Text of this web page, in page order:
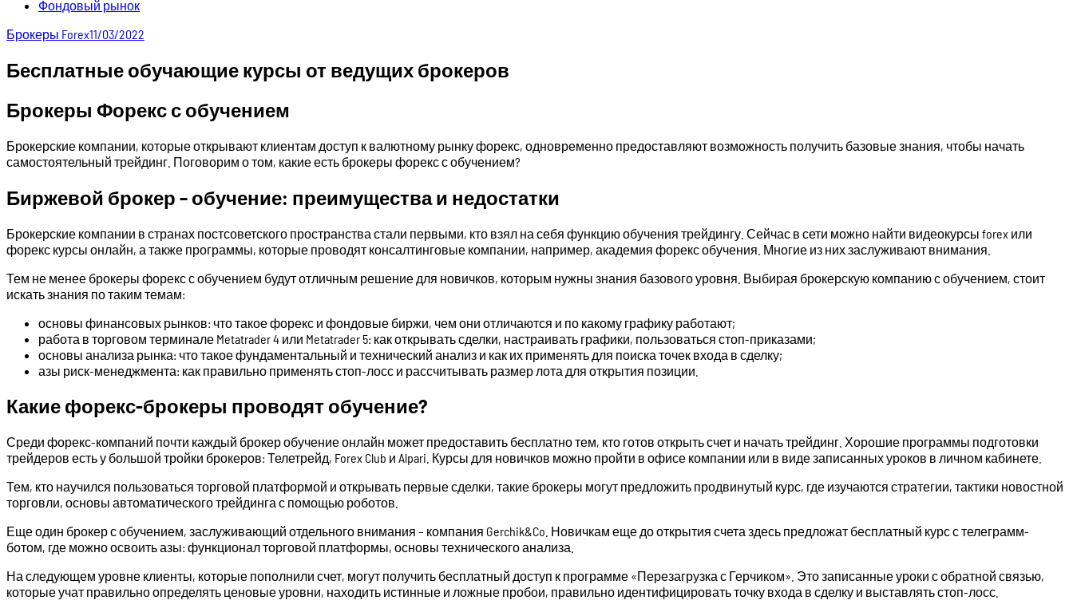
Фондовый рынок
Брокеры Forex11/03/2022
Бесплатные обучающие курсы от ведущих брокеров
Брокеры Форекс с обучением
Брокерские компании, которые открывают клиентам доступ к валютному рынку форекс, одновременно предоставляют возможность получить базовые знания, чтобы начать
самостоятельный трейдинг. Поговорим о том, какие есть брокеры форекс с обучением?
Биржевой брокер – обучение: преимущества и недостатки
Брокерские компании в странах постсоветского пространства стали первыми, кто взял на себя функцию обучения трейдингу. Сейчас в сети можно найти видеокурсы forex или
форекс курсы онлайн, а также программы, которые проводят консалтинговые компании, например, академия форекс обучения. Многие из них заслуживают внимания.
Тем не менее брокеры форекс с обучением будут отличным решение для новичков, которым нужны знания базового уровня. Выбирая брокерскую компанию с обучением, стоит
искать знания по таким темам:
основы финансовых рынков: что такое форекс и фондовые биржи, чем они отличаются и по какому графику работают;
работа в торговом терминале Metatrader 4 или Metatrader 5: как открывать сделки, настраивать графики, пользоваться стоп-приказами;
основы анализа рынка: что такое фундаментальный и технический анализ и как их применять для поиска точек входа в сделку;
азы риск-менеджмента: как правильно применять стоп-лосс и рассчитывать размер лота для открытия позиции.
Какие форекс-брокеры проводят обучение?
Среди форекс-компаний почти каждый брокер обучение онлайн может предоставить бесплатно тем, кто готов открыть счет и начать трейдинг. Хорошие программы подготовки
трейдеров есть у большой тройки брокеров: Телетрейд, Forex Club и Alpari. Курсы для новичков можно пройти в офисе компании или в виде записанных уроков в личном кабинете.
Тем, кто научился пользоваться торговой платформой и открывать первые сделки, такие брокеры могут предложить продвинутый курс, где изучаются стратегии, тактики новостной
торговли, основы автоматического трейдинга с помощью роботов.
Еще один брокер с обучением, заслуживающий отдельного внимания – компания Gerchik&Co. Новичкам еще до открытия счета здесь предложат бесплатный курс с телеграмм-
ботом, где можно освоить азы: функционал торговой платформы, основы технического анализа.
На следующем уровне клиенты, которые пополнили счет, могут получить бесплатный доступ к программе «Перезагрузка с Герчиком». Это записанные уроки с обратной связью,
которые учат правильно определять ценовые уровни, находить истинные и ложные пробои, правильно идентифицировать точку входа в сделку и выставлять стоп-лосс.